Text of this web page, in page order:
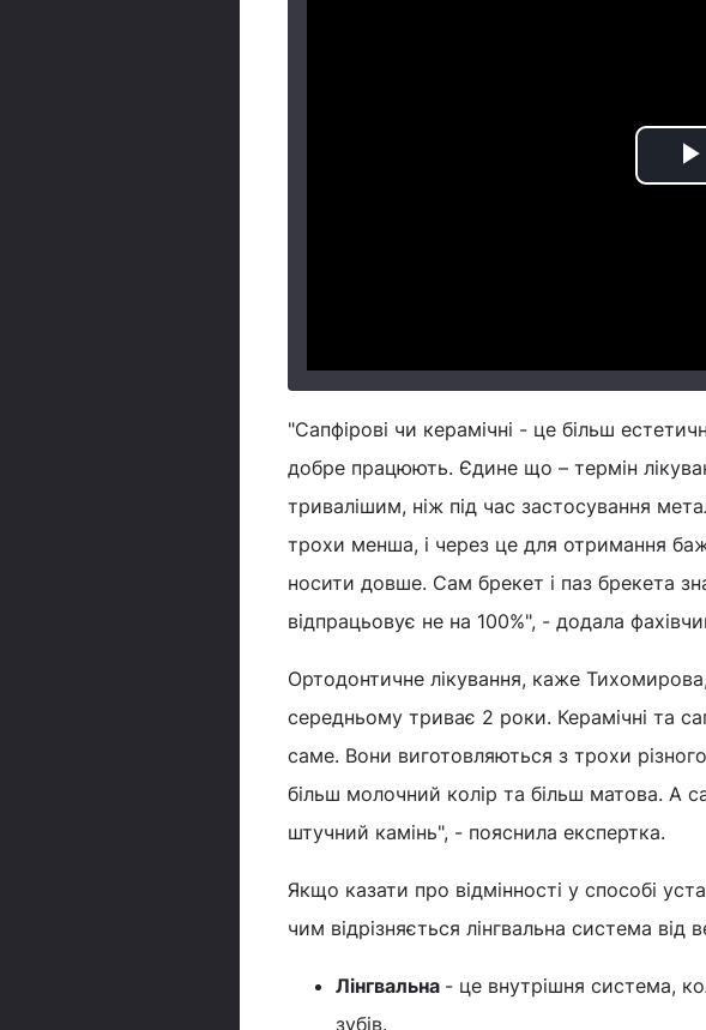
"Сапфірові чи керамічні - це більш
добре працюють. Єдине що – термін
тривалішим, ніж під час застосування
трохи менша, і через це для отримання
носити довше. Сам брекет і паз брекета
відпрацьовує не на 100%", - додала
Ортодонтичне лікування, каже
середньому триває 2 роки. Керамічні та
саме. Вони виготовляються з трохи
більш молочний колір та більш матова. А
штучний камінь", - пояснила експертка.
Якщо казати про відмінності у способі
чим відрізняється лінгвальна система від
Лінгвальна - це внутрішня система,
зубів.